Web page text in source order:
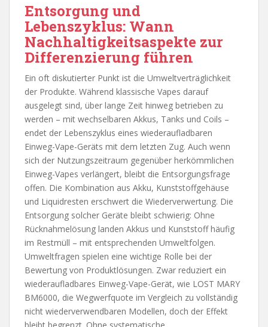
Entsorgung und
Lebenszyklus: Wann
Nachhaltigkeitsaspekte zur
Differenzierung führen
Ein oft diskutierter Punkt ist die Umweltverträglichkeit
der Produkte. Während klassische Vapes darauf
ausgelegt sind, über lange Zeit hinweg betrieben zu
werden – mit wechselbaren Akkus, Tanks und Coils –
endet der Lebenszyklus eines wiederaufladbaren
Einweg-Vape-Geräts mit dem letzten Zug. Auch wenn
sich der Nutzungszeitraum gegenüber herkömmlichen
Einweg-Vapes verlängert, bleibt die Entsorgungsfrage
offen. Die Kombination aus Akku, Kunststoffgehäuse
und Liquidresten erschwert die Wiederverwertung. Die
Entsorgung solcher Geräte bleibt schwierig: Ohne
Rücknahmelösung landen Akkus und Kunststoff häufig
im Restmüll – mit entsprechenden Umweltfolgen.
Umweltfragen spielen eine wichtige Rolle bei der
Bewertung von Produktlösungen. Zwar reduziert ein
wiederaufladbares Einweg-Vape-Gerät, wie LOST MARY
BM6000, die Wegwerfquote im Vergleich zu vollständig
nicht wiederverwendbaren Modellen, doch der Effekt
bleibt begrenzt. Ohne systematische